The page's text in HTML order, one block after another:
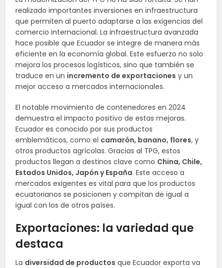
realizado importantes inversiones en infraestructura
que permiten al puerto adaptarse a las exigencias del
comercio internacional. La infraestructura avanzada
hace posible que Ecuador se integre de manera más
eficiente en la economía global. Este esfuerzo no solo
mejora los procesos logísticos, sino que también se
traduce en un incremento de exportaciones y un
mejor acceso a mercados internacionales.
El notable movimiento de contenedores en 2024
demuestra el impacto positivo de estas mejoras.
Ecuador es conocido por sus productos
emblemáticos, como el camarón, banano, flores, y
otros productos agrícolas. Gracias al TPG, estos
productos llegan a destinos clave como China, Chile,
Estados Unidos, Japón y España. Este acceso a
mercados exigentes es vital para que los productos
ecuatorianos se posicionen y compitan de igual a
igual con los de otros países.
Exportaciones: la variedad que
destaca
La diversidad de productos que Ecuador exporta va